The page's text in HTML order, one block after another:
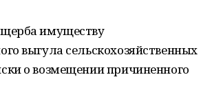
имуществу
выгула сельскохозяйственных
о возмещении причиненного